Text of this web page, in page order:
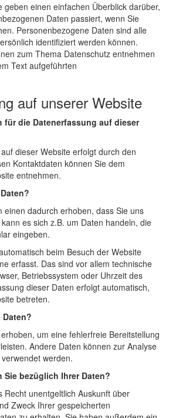
geben einen einfachen Überblick darüber,
Daten passiert, wenn Sie
Personenbezogene Daten sind alle
identifiziert werden können.
zum Thema Datenschutz entnehmen
Text aufgeführten
auf unserer Website
für die Datenerfassung auf dieser
dieser Website erfolgt durch den
Kontaktdaten können Sie dem
entnehmen.
einen dadurch erhoben, dass Sie uns
es sich z.B. um Daten handeln, die
eingeben.
beim Besuch der Website
erfasst. Das sind vor allem technische
Betriebssystem oder Uhrzeit des
dieser Daten erfolgt automatisch,
betreten.
um eine fehlerfreie Bereitstellung
Andere Daten können zur Analyse
werden.
Sie bezüglich Ihrer Daten?
Recht unentgeltlich Auskunft über
Zweck Ihrer gespeicherten